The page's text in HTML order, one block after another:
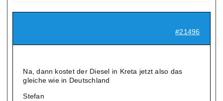
#21496
Na, dann kostet der Diesel in Kreta jetzt also das
gleiche wie in Deutschland
Stefan